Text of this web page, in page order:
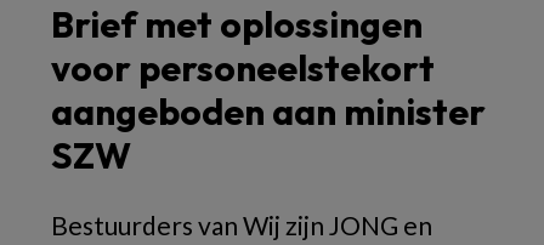
Brief met oplossingen
voor personeelstekort
aangeboden aan minister
SZW
Bestuurders van Wij zijn JONG en